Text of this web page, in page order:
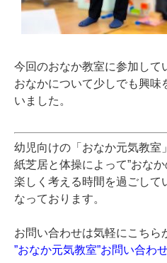
今回のおなか教室に参加して
おなかについて少しでも興味
いました。
幼児向けの「おなか元気教室
紙芝居と体操によって”おなか
楽しく考える時間を過ごして
なっております。
お問い合わせは気軽にこちら
”おなか元気教室”お問い合わ